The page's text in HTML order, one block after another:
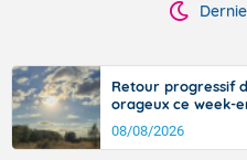
Retour progressif
orageux ce week-
08/08/2026